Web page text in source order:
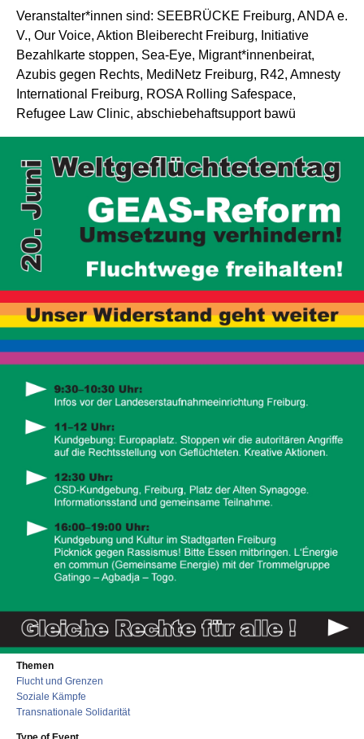
Veranstalter*innen sind: SEEBRÜCKE Freiburg, ANDA e.
V., Our Voice, Aktion Bleiberecht Freiburg, Initiative
Bezahlkarte stoppen, Sea-Eye, Migrant*innenbeirat,
Azubis gegen Rechts, MediNetz Freiburg, R42, Amnesty
International Freiburg, ROSA Rolling Safespace,
Refugee Law Clinic, abschiebehaftsupport bawü
Themen
Flucht und Grenzen
Soziale Kämpfe
Transnationale Solidarität